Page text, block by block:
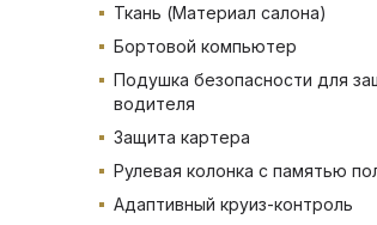
Ткань (Материал салона)
Бортовой компьютер
Подушка безопасности для
водителя
Защита картера
Рулевая колонка с памятью
Адаптивный круиз-контроль